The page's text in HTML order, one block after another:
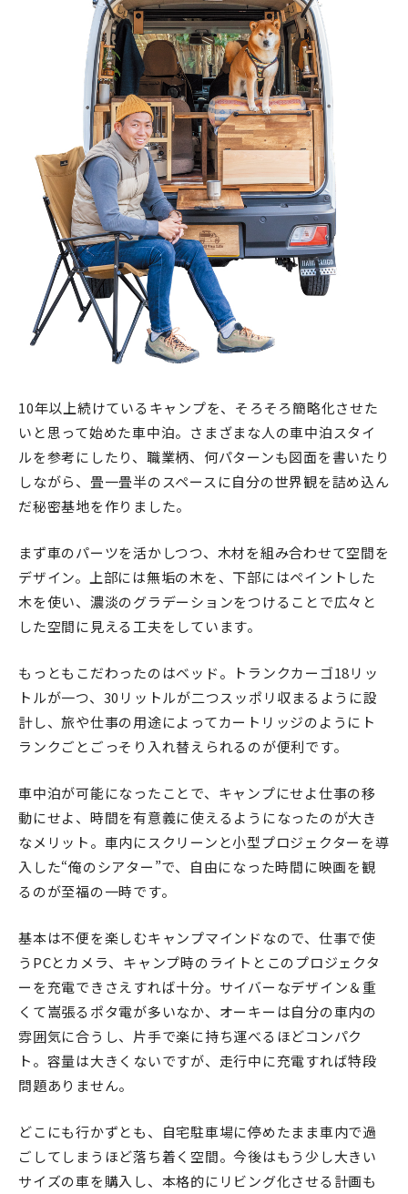
10年以上続けているキャンプを、そろそろ簡略化させた
いと思って始めた車中泊。さまざまな人の車中泊スタイ
ルを参考にしたり、職業柄、何パターンも図面を書いたり
しながら、畳一畳半のスペースに自分の世界観を詰め込ん
だ秘密基地を作りました。
まず車のパーツを活かしつつ、木材を組み合わせて空間を
デザイン。上部には無垢の木を、下部にはペイントした
木を使い、濃淡のグラデーションをつけることで広々と
した空間に見える工夫をしています。
もっともこだわったのはベッド。トランクカーゴ18リッ
トルが一つ、30リットルが二つスッポリ収まるように設
計し、旅や仕事の用途によってカートリッジのようにト
ランクごとごっそり入れ替えられるのが便利です。
車中泊が可能になったことで、キャンプにせよ仕事の移
動にせよ、時間を有意義に使えるようになったのが大き
なメリット。車内にスクリーンと小型プロジェクターを導
入した“俺のシアター”で、自由になった時間に映画を観
るのが至福の一時です。
基本は不便を楽しむキャンプマインドなので、仕事で使
うPCとカメラ、キャンプ時のライトとこのプロジェクタ
ーを充電できさえすれば十分。サイバーなデザイン＆重
くて嵩張るポタ電が多いなか、オーキーは自分の車内の
雰囲気に合うし、片手で楽に持ち運べるほどコンパク
ト。容量は大きくないですが、走行中に充電すれば特段
問題ありません。
どこにも行かずとも、自宅駐車場に停めたまま車内で過
ごしてしまうほど落ち着く空間。今後はもう少し大きい
サイズの車を購入し、本格的にリビング化させる計画も